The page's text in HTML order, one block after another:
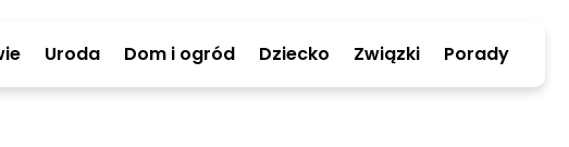
Uroda Dom i ogród Dziecko Związki Porady